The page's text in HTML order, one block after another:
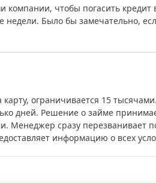
компании, чтобы погасить
недели. Было бы замечательно,
ограничивается 15
дней. Решение о займе
Менеджер сразу перезванивает
информацию о всех